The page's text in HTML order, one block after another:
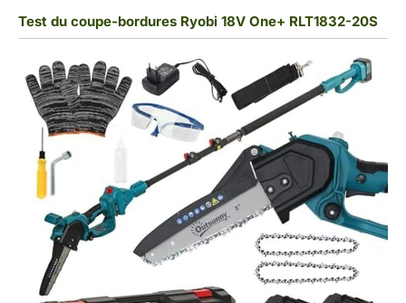
Test du coupe-bordures Ryobi 18V One+ RLT1832-20S